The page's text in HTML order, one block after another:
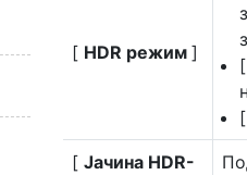
[ HDR режим ]
[
[
[ Јачина HDR-